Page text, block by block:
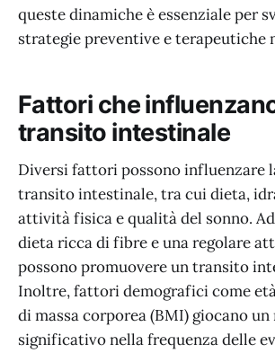
queste dinamiche è essenziale per
strategie preventive e terapeutiche
Fattori che
transito intestinale
Diversi fattori possono influenzare
transito intestinale, tra cui dieta,
attività fisica e qualità del sonno.
dieta ricca di fibre e una regolare
possono promuovere un transito
Inoltre, fattori demografici come
di massa corporea (BMI) giocano
significativo nella frequenza delle